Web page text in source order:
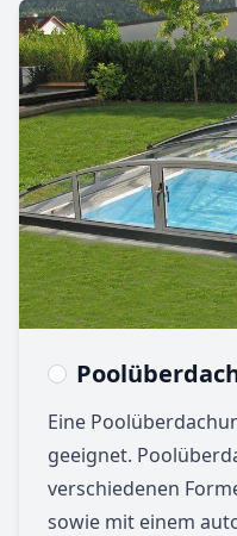
Eine
geeignet.
verschiedenen
sowie mit einem